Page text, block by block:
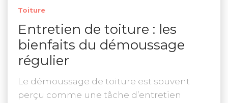
Toiture
Entretien de toiture : les
bienfaits du démoussage
régulier
Le démoussage de toiture est souvent
perçu comme une tâche d’entretien